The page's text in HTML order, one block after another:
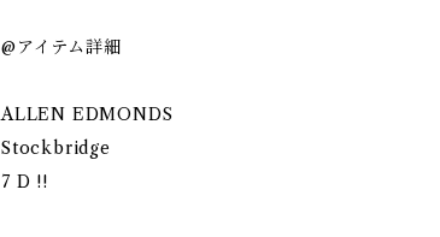
@アイテム詳細
ALLEN EDMONDS
Stockbridge
7 D !!